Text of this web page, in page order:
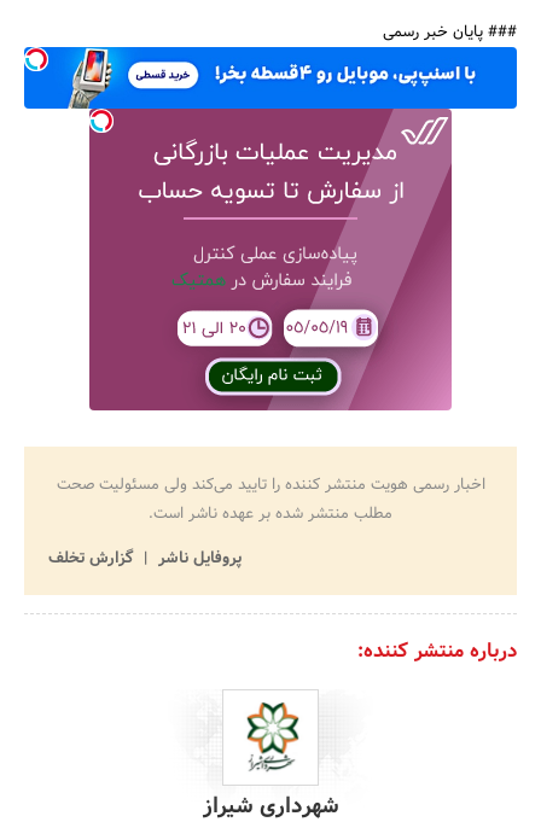
### پایان خبر رسمی
اخبار رسمی هویت منتشر کننده را تایید می‌کند ولی مسئولیت صحت
مطلب منتشر شده بر عهده ناشر است.
پروفایل ناشر
گزارش تخلف
درباره منتشر کننده:
شهرداری شیراز